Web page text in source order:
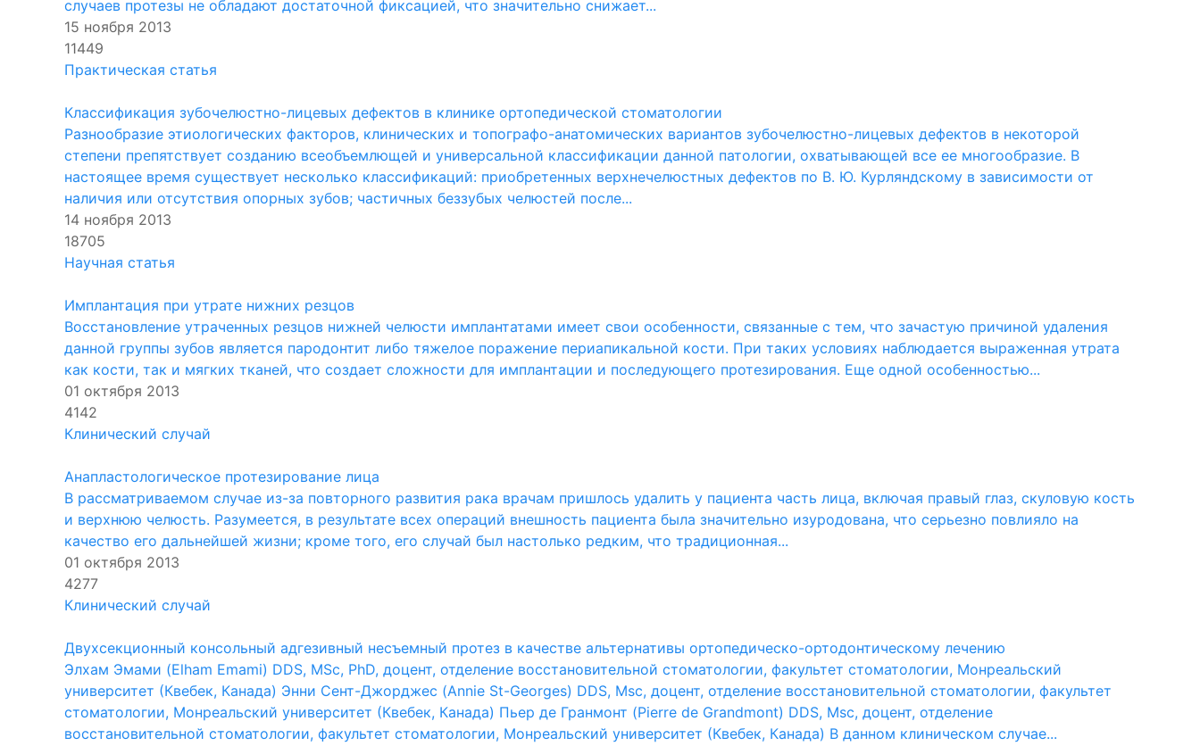
случаев протезы не обладают достаточной фиксацией, что значительно снижает...
15 ноября 2013
11449
Практическая статья
Классификация зубочелюстно-лицевых дефектов в клинике ортопедической стоматологии
Разнообразие этиологических факторов, клинических и топографо-анатомических вариантов зубочелюстно-лицевых дефектов в некоторой
степени препятствует созданию всеобъемлющей и универсальной классификации данной патологии, охватывающей все ее многообразие. В
настоящее время существует несколько классификаций: приобретенных верхнечелюстных дефектов по В. Ю. Курляндскому в зависимости от
наличия или отсутствия опорных зубов; частичных беззубых челюстей после...
14 ноября 2013
18705
Научная статья
Имплантация при утрате нижних резцов
Восстановление утраченных резцов нижней челюсти имплантатами имеет свои особенности, связанные с тем, что зачастую причиной удаления
данной группы зубов является пародонтит либо тяжелое поражение периапикальной кости. При таких условиях наблюдается выраженная утрата
как кости, так и мягких тканей, что создает сложности для имплантации и последующего протезирования. Еще одной особенностью...
01 октября 2013
4142
Клинический случай
Анапластологическое протезирование лица
В рассматриваемом случае из-за повторного развития рака врачам пришлось удалить у пациента часть лица, включая правый глаз, скуловую кость
и верхнюю челюсть. Разумеется, в результате всех операций внешность пациента была значительно изуродована, что серьезно повлияло на
качество его дальнейшей жизни; кроме того, его случай был настолько редким, что традиционная...
01 октября 2013
4277
Клинический случай
Двухсекционный консольный адгезивный несъемный протез в качестве альтернативы ортопедическо-ортодонтическому лечению
Элхам Эмами (Elham Emami) DDS, MSc, PhD, доцент, отделение восстановительной стоматологии, факультет стоматологии, Монреальский
университет (Квебек, Канада) Энни Сент-Джорджес (Annie St-Georges) DDS, Msc, доцент, отделение восстановительной стоматологии, факультет
стоматологии, Монреальский университет (Квебек, Канада) Пьер де Гранмонт (Pierre de Grandmont) DDS, Msc, доцент, отделение
восстановительной стоматологии, факультет стоматологии, Монреальский университет (Квебек, Канада) В данном клиническом случае...